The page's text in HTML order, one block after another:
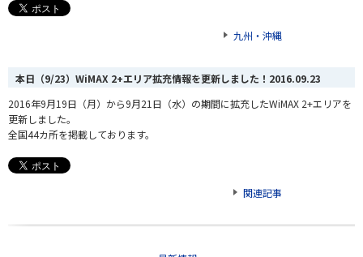
九州・沖縄
本日（9/23）WiMAX 2+エリア拡充情報を更新しました！ 2016.09.23
2016年9月19日（月）から9月21日（水）の期間に拡充したWiMAX 2+エリアを
更新しました。
全国44カ所を掲載しております。
関連記事